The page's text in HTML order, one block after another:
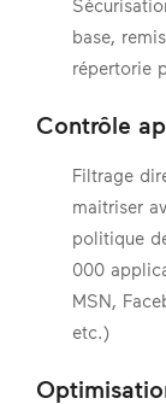
base,
répertorie
Contrôle
Filtrage
maitriser
politique
000
MSN,
etc.)